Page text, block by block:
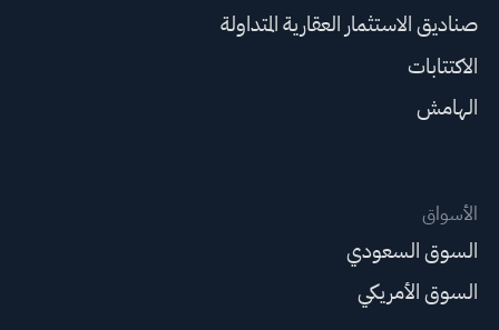
صناديق الاستثمار العقارية المتداولة
الاكتتابات
الهامش
الأسواق
السوق السعودي
السوق الأمريكي